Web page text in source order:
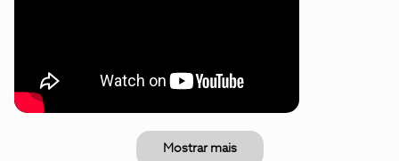
Mostrar mais